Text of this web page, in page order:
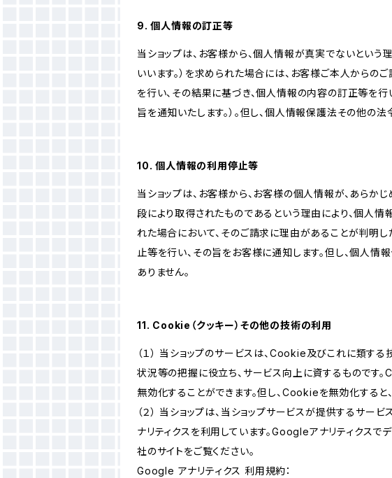
9. 個人情報の訂正等
当ショップは、お客様から、個人情報が真実でないという
いいます。）を求められた場合には、お客様ご本人から
を行い、その結果に基づき、個人情報の内容の訂正等を
旨を通知いたします。）。但し、個人情報保護法その他の
10. 個人情報の利用停止等
当ショップは、お客様から、お客様の個人情報が、あら
段により取得されたものであるという理由により、個人情
れた場合において、そのご請求に理由があることが判明
止等を行い、その旨をお客様に通知します。但し、個人
ありません。
11. Cookie（クッキー）その他の技術の利用
（１） 当ショップのサービスは、Cookie及びこれに類す
状況等の把握に役立ち、サービス向上に資するものです
無効化することができます。但し、Cookieを無効化する
（２） 当ショップは、当ショップサービスが提供するサ
ナリティクスを利用しています。Googleアナリティクス
社のサイトをご覧ください。
Google アナリティクス 利用規約：